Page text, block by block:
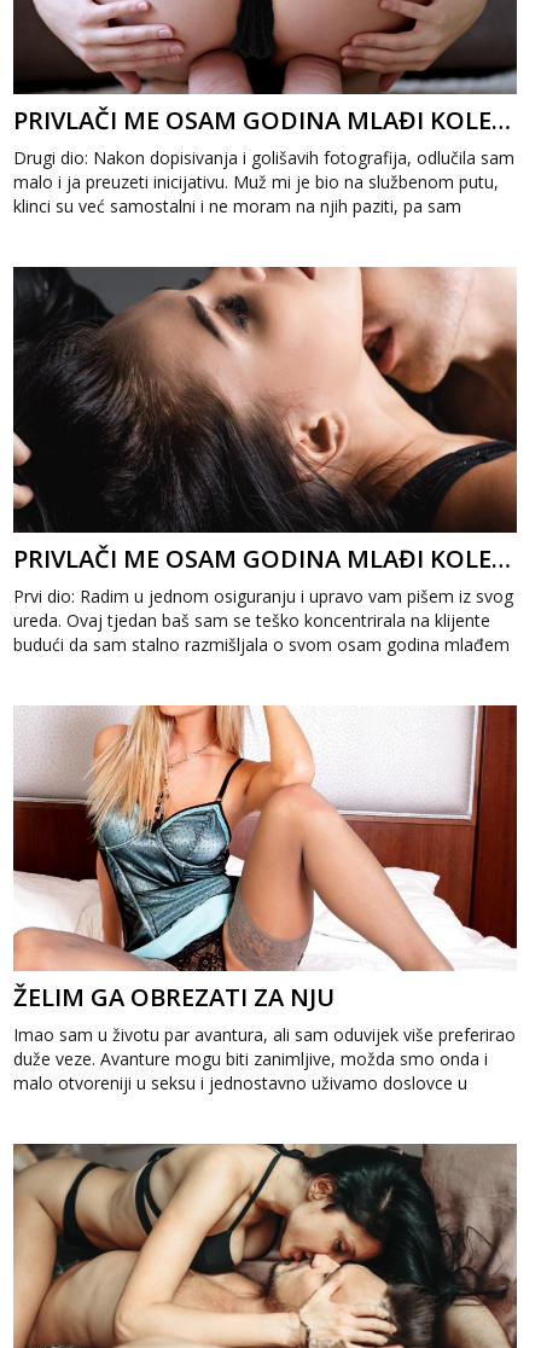
PRIVLAČI ME OSAM GODINA MLAĐI KOLEGA 2
Drugi dio: Nakon dopisivanja i golišavih fotografija, odlučila sam
malo i ja preuzeti inicijativu. Muž mi je bio na službenom putu,
klinci su već samostalni i ne moram na njih paziti, pa sam
PRIVLAČI ME OSAM GODINA MLAĐI KOLEGA 1
Prvi dio: Radim u jednom osiguranju i upravo vam pišem iz svog
ureda. Ovaj tjedan baš sam se teško koncentrirala na klijente
budući da sam stalno razmišljala o svom osam godina mlađem
ŽELIM GA OBREZATI ZA NJU
Imao sam u životu par avantura, ali sam oduvijek više preferirao
duže veze. Avanture mogu biti zanimljive, možda smo onda i
malo otvoreniji u seksu i jednostavno uživamo doslovce u